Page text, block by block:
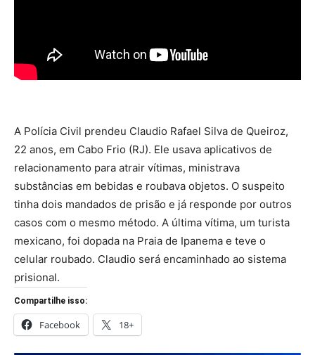
A Polícia Civil prendeu Claudio Rafael Silva de Queiroz,
22 anos, em Cabo Frio (RJ). Ele usava aplicativos de
relacionamento para atrair vítimas, ministrava
substâncias em bebidas e roubava objetos. O suspeito
tinha dois mandados de prisão e já responde por outros
casos com o mesmo método. A última vítima, um turista
mexicano, foi dopada na Praia de Ipanema e teve o
celular roubado. Claudio será encaminhado ao sistema
prisional.
Compartilhe isso:
Facebook 18+